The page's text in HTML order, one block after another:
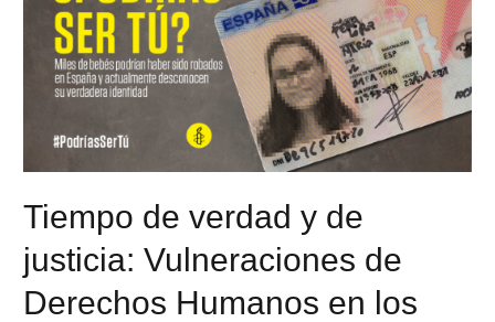
Tiempo de verdad y de
justicia: Vulneraciones de
Derechos Humanos en los